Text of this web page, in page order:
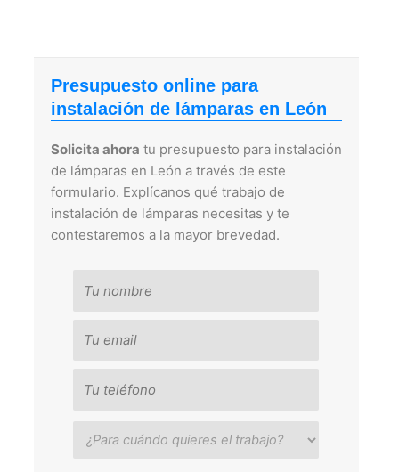
Presupuesto online para
instalación de lámparas en León
Solicita ahora tu presupuesto para instalación
de lámparas en León a través de este
formulario. Explícanos qué trabajo de
instalación de lámparas necesitas y te
contestaremos a la mayor brevedad.